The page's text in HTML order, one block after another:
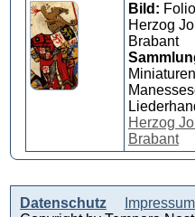
Bild:
Herzog
Brabant
Herzog
Brabant
Datenschutz Impressum